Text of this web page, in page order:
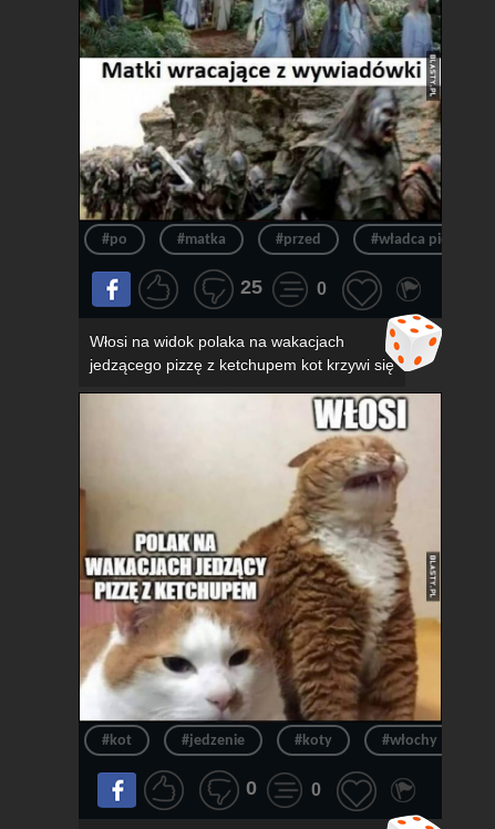
#po #matka #przed #władca pierścieni
25 0
Włosi na widok polaka na wakacjach
jedzącego pizzę z ketchupem kot krzywi się
#kot #jedzenie #koty #włochy
0 0